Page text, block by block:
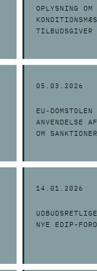
OPLYSNING OM
TILBUDSGIVER
05.03.2026
EU-
ANVENDELSE
OM
14.01.2026
NYE EDIP-